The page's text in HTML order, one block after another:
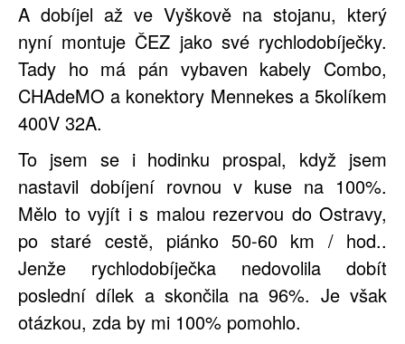
A dobíjel až ve Vyškově na stojanu, který
nyní montuje ČEZ jako své rychlodobíječky.
Tady ho má pán vybaven kabely Combo,
CHAdeMO a konektory Mennekes a 5kolíkem
400V 32A.
To jsem se i hodinku prospal, když jsem
nastavil dobíjení rovnou v kuse na 100%.
Mělo to vyjít i s malou rezervou do Ostravy,
po staré cestě, piánko 50-60 km / hod..
Jenže rychlodobíječka nedovolila dobít
poslední dílek a skončila na 96%. Je však
otázkou, zda by mi 100% pomohlo.